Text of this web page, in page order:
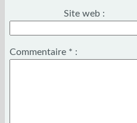
Site web :
Commentaire * :